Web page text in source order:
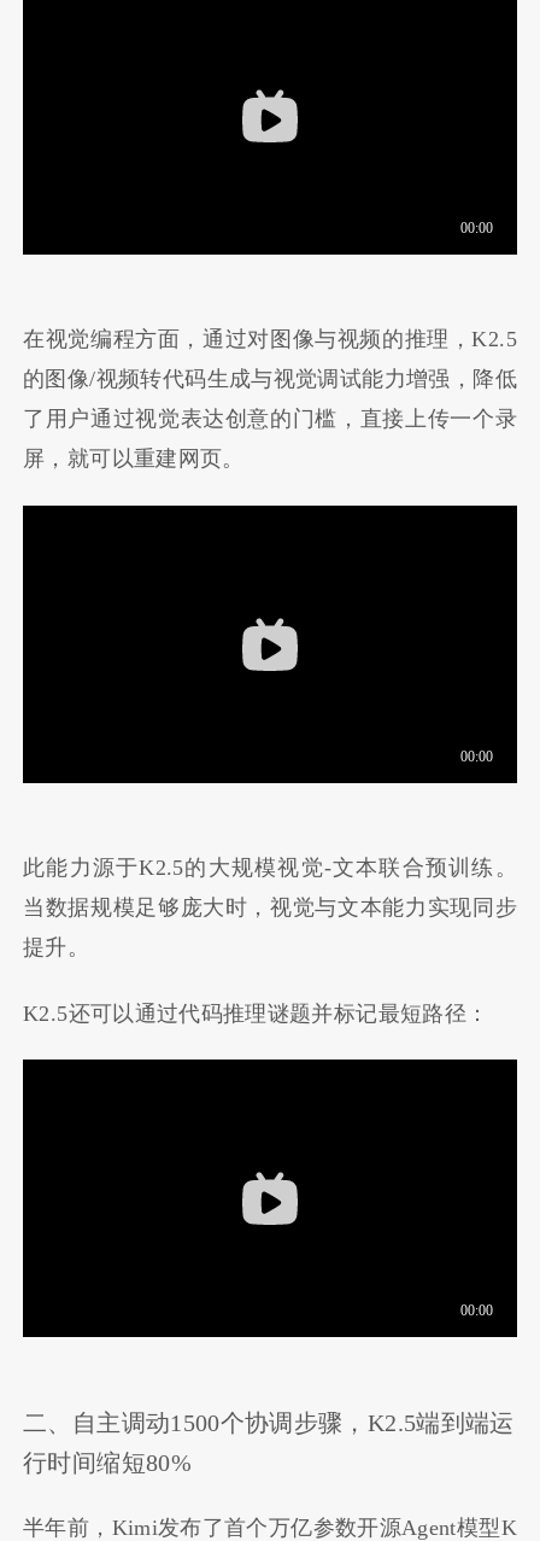
在视觉编程方面，通过对图像与视频的推理，K2.5
的图像/视频转代码生成与视觉调试能力增强，降低
了用户通过视觉表达创意的门槛，直接上传一个录
屏，就可以重建网页。
此能力源于K2.5的大规模视觉-文本联合预训练。
当数据规模足够庞大时，视觉与文本能力实现同步
提升。
K2.5还可以通过代码推理谜题并标记最短路径：
二、自主调动1500个协调步骤，K2.5端到端运
行时间缩短80%
半年前，Kimi发布了首个万亿参数开源Agent模型K